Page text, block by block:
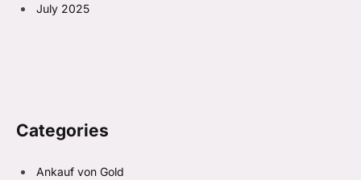
July 2025
Categories
Ankauf von Gold